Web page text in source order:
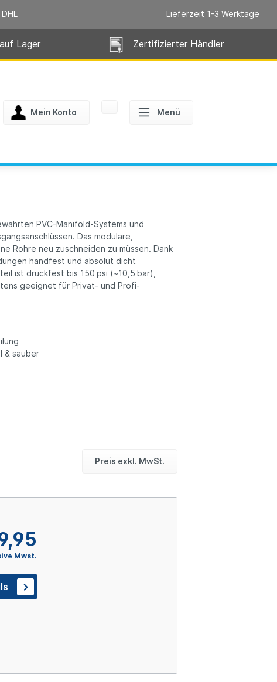
Lieferzeit 1-3 Werktage
Lager Zertifizierter Händler
Mein Konto Menü
PVC-Manifold-Systems und
Das modulare,
Rohre neu zuschneiden zu müssen. Dank
handfest und absolut dicht
ist druckfest bis 150 psi (~10,5 bar),
geeignet für Privat- und Profi-
& sauber
Preis exkl. MwSt.
Mwst.